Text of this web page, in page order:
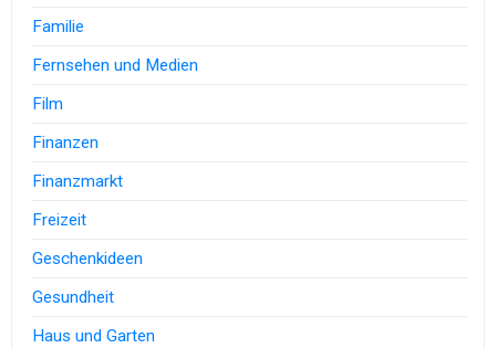
Familie
Fernsehen und Medien
Film
Finanzen
Finanzmarkt
Freizeit
Geschenkideen
Gesundheit
Haus und Garten